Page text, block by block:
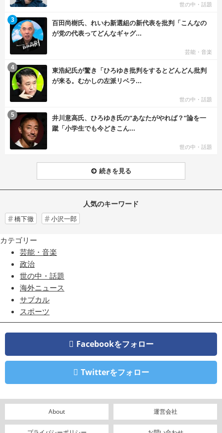
世の中・話題
百田尚樹氏、れいわ新選組の新代表を批判「こんなの
が党の代表ってどんなギャグ...
芸能・音楽
3
東浩紀氏が驚き「ひろゆき批判をするとどんどん批判
が来る。むかしの左派リベラ...
世の中・話題
4
井川意高氏、ひろゆき氏の“あなたがやれば？”論を一
蹴「小学生でも今どきこん...
世の中・話題
5
続きを見る
人気のキーワード
橋下徹 小沢一郎
カテゴリー
芸能・音楽
政治
世の中・話題
海外ニュース
サブカル
スポーツ
Facebookをフォロー
Twitterをフォロー
About 運営会社